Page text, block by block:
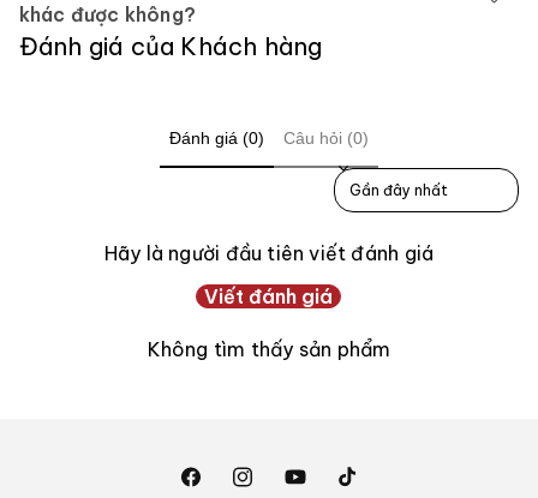
khác được không?
Đánh giá của Khách hàng
Đánh giá (0) Câu hỏi (0)
Sort reviews by
Hãy là người đầu tiên viết đánh giá
Viết đánh giá
Không tìm thấy sản phẩm
FacebookInstagramYouTubeTikTok